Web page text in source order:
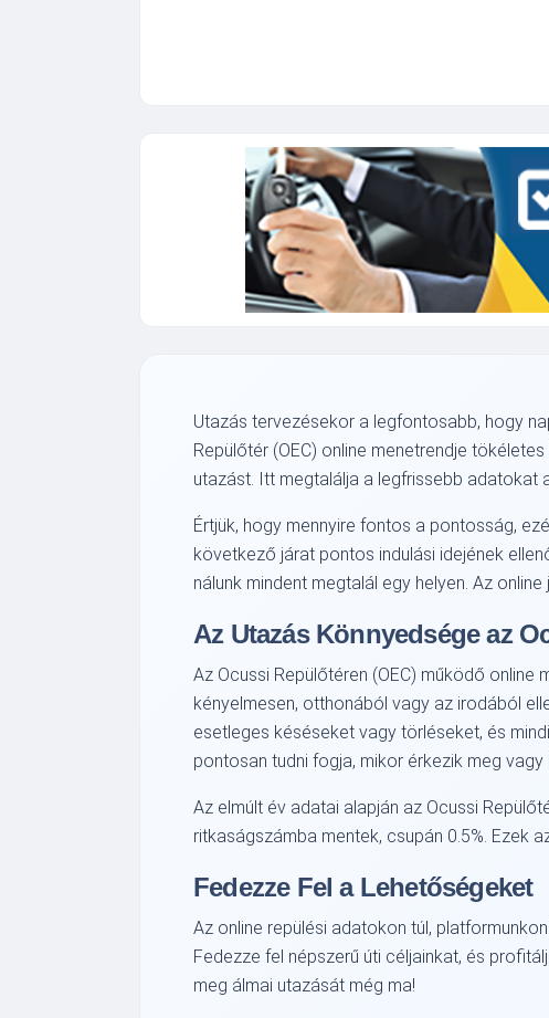
Utazás tervezésekor a legfontosabb, hogy
Repülőtér (OEC) online menetrendje
utazást. Itt megtalálja a legfrissebb adatokat
Értjük, hogy mennyire fontos a pontosság,
következő járat pontos indulási idejének
nálunk mindent megtalál egy helyen. Az
Az Utazás Könnyedsége az
Az Ocussi Repülőtéren (OEC) működő
kényelmesen, otthonából vagy az irodából
esetleges késéseket vagy törléseket, és
pontosan tudni fogja, mikor érkezik meg
Az elmúlt év adatai alapján az Ocussi
ritkaságszámba mentek, csupán 0.5%. Ezek
Fedezze Fel a Lehetőségeket
Az online repülési adatokon túl,
Fedezze fel népszerű úti céljainkat, és
meg álmai utazását még ma!